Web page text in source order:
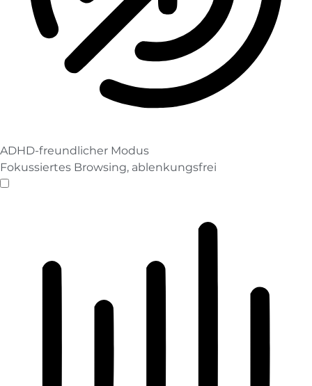
ADHD-freundlicher Modus
Fokussiertes Browsing, ablenkungsfrei
ADHD-freundlicher Modus